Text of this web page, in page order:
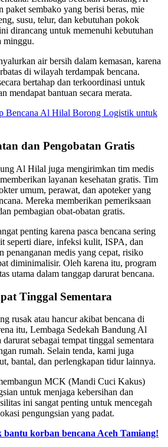
sembako yang berisi beras, mie
susu, telur, dan kebutuhan pokok
dirancang untuk memenuhi kebutuhan
minggu.
air bersih dalam kemasan, karena
di wilayah terdampak bencana.
bertahap dan terkoordinasi untuk
mendapat bantuan secara merata.
Bencana Al Hilal Borong Logistik untuk
dan Pengobatan Gratis
Al Hilal juga mengirimkan tim medis
layanan kesehatan gratis. Tim
umum, perawat, dan apoteker yang
Mereka memberikan pemeriksaan
pembagian obat-obatan gratis.
penting karena pasca bencana sering
seperti diare, infeksi kulit, ISPA, dan
penanganan medis yang cepat, risiko
diminimalisir. Oleh karena itu, program
utama dalam tanggap darurat bencana.
Tinggal Sementara
rusak atau hancur akibat bencana di
itu, Lembaga Sedekah Bandung Al
sebagai tempat tinggal sementara
rumah. Selain tenda, kami juga
bantal, dan perlengkapan tidur lainnya.
MCK (Mandi Cuci Kakus)
untuk menjaga kebersihan dan
ini sangat penting untuk mencegah
pengungsian yang padat.
bantu korban bencana Aceh Tamiang!